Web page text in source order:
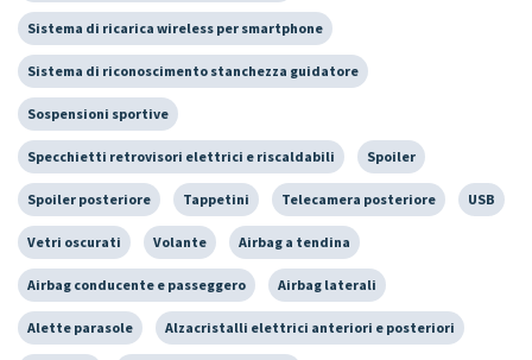
Sistema di ricarica wireless per smartphone
Sistema di riconoscimento stanchezza guidatore
Sospensioni sportive
Specchietti retrovisori elettrici e riscaldabili Spoiler
Spoiler posteriore Tappetini Telecamera posteriore USB
Vetri oscurati Volante Airbag a tendina
Airbag conducente e passeggero Airbag laterali
Alette parasole Alzacristalli elettrici anteriori e posteriori